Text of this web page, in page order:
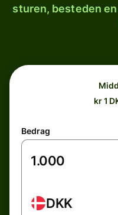
sturen, besteden
kr 1
Bedrag
DKK